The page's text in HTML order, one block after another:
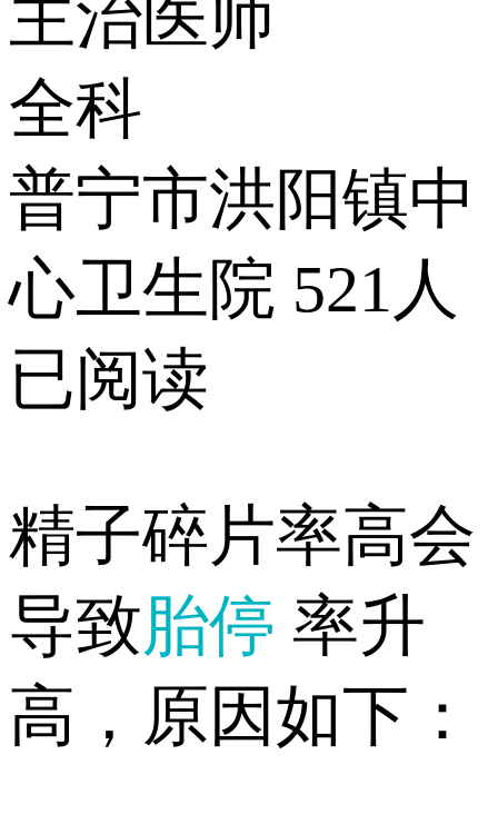
主治医师
全科
普宁市洪阳镇中
心卫生院 521人
已阅读
精子碎片率高会
导致胎停 率升
高，原因如下：